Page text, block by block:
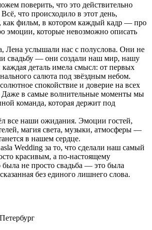
поверить, что это действительно
что происходило в этот день,
как фильм, в котором каждый кадр — про
эмоции, которые невозможно описать
Лена услышали нас с полуслова. Они не
свадьбу — они создали наш мир, нашу
деталь имела смысл: от первых
салюта под звёздным небом.
спокойствие и доверие на всех
Даже в самые волнительные моменты мы
команда, которая держит под
все наши ожидания. Эмоции гостей,
магия света, музыки, атмосферы —
в нашем сердце.
Wedding за то, что сделали наш самый
красивым, а по-настоящему
не просто свадьба — это была
без единого лишнего слова.